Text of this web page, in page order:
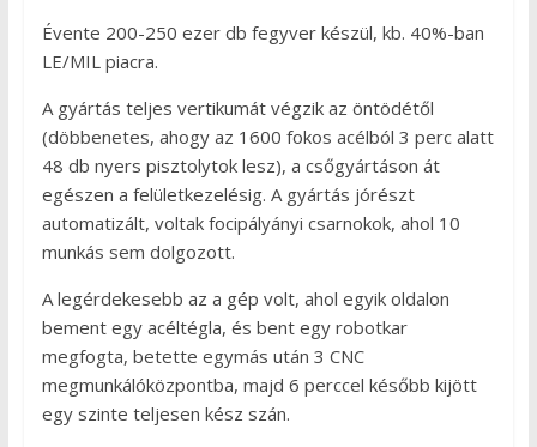
Évente 200-250 ezer db fegyver készül, kb. 40%-ban
LE/MIL piacra.
A gyártás teljes vertikumát végzik az öntödétől
(döbbenetes, ahogy az 1600 fokos acélból 3 perc alatt
48 db nyers pisztolytok lesz), a csőgyártáson át
egészen a felületkezelésig. A gyártás jórészt
automatizált, voltak focipályányi csarnokok, ahol 10
munkás sem dolgozott.
A legérdekesebb az a gép volt, ahol egyik oldalon
bement egy acéltégla, és bent egy robotkar
megfogta, betette egymás után 3 CNC
megmunkálóközpontba, majd 6 perccel később kijött
egy szinte teljesen kész szán.